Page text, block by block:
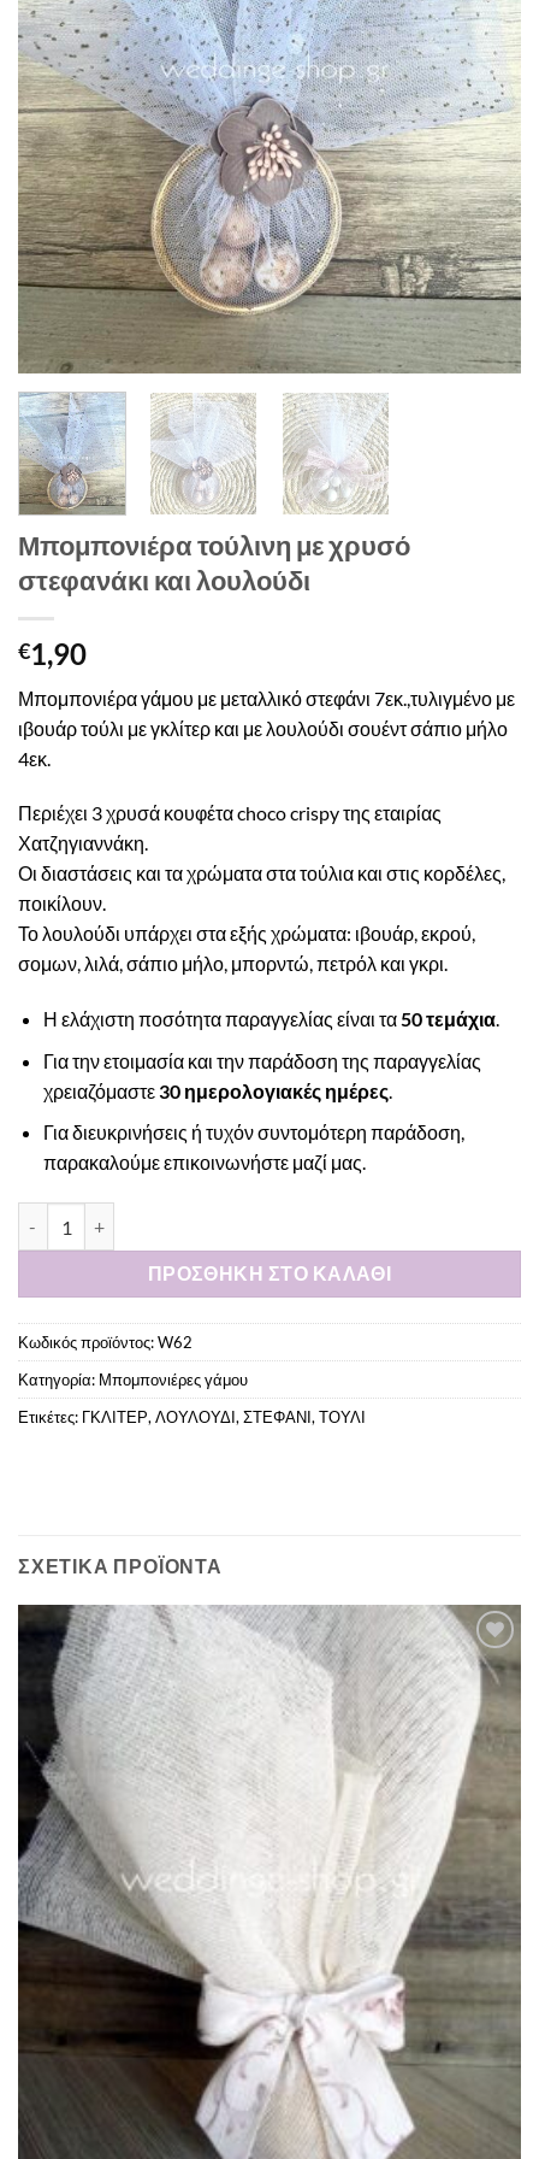
Μπομπονιέρα τούλινη με χρυσό
στεφανάκι και λουλούδι
€1,90
Μπομπονιέρα γάμου με μεταλλικό στεφάνι 7εκ.,τυλιγμένο με
ιβουάρ τούλι με γκλίτερ και με λουλούδι σουέντ σάπιο μήλο
4εκ.
Περιέχει 3 χρυσά κουφέτα choco crispy της εταιρίας
Χατζηγιαννάκη.
Οι διαστάσεις και τα χρώματα στα τούλια και στις κορδέλες,
ποικίλουν.
Το λουλούδι υπάρχει στα εξής χρώματα: ιβουάρ, εκρού,
σομων, λιλά, σάπιο μήλο, μπορντώ, πετρόλ και γκρι.
Η ελάχιστη ποσότητα παραγγελίας είναι τα50 τεμάχια.
Για την ετοιμασία και την παράδοση της παραγγελίας
χρειαζόμαστε30 ημερολογιακές ημέρες.
Για διευκρινήσεις ή τυχόν συντομότερη παράδοση,
παρακαλούμεεπικοινωνήστε μαζί μας.
ΠΡΟΣΘΉΚΗ ΣΤΟ ΚΑΛΆΘΙ
Κωδικός προϊόντος:W62
Κατηγορία: Μπομπονιέρες γάμου
Ετικέτες: ΓΚΛΙΤΕΡ, ΛΟΥΛΟΥΔΙ, ΣΤΕΦΑΝΙ, ΤΟΥΛΙ
ΣΧΕΤΙΚΆ ΠΡΟΪΌΝΤΑ
Πρόσθήκη
στην λίστα
επιθυμιών